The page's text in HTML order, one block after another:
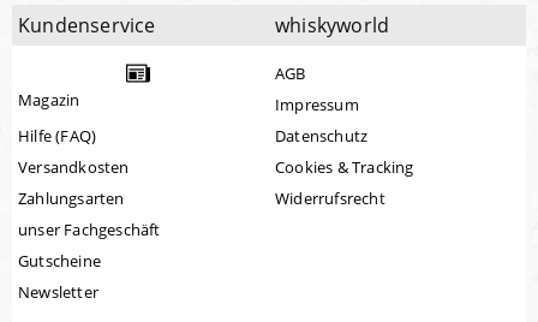
Kundenservice
Magazin
Hilfe (FAQ)
Versandkosten
Zahlungsarten
unser Fachgeschäft
Gutscheine
Newsletter
whiskyworld
AGB
Impressum
Datenschutz
Cookies & Tracking
Widerrufsrecht